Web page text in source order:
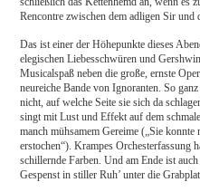
Rencontre zwischen dem adligen Sir und
Das ist einer der Höhepunkte dieses
elegischen Liebesschwüren und
Musicalspaß neben die große, ernste
neureiche Bande von Ignoranten. So
nicht, auf welche Seite sie sich da
singt mit Lust und Effekt auf dem
manch mühsamem Gereime („Sie
erstochen“). Krampes Orchesterfassung
schillernde Farben. Und am Ende ist
Gespenst in stiller Ruh’ unter die